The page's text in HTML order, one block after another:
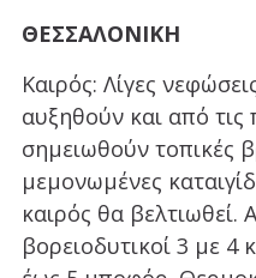
ΘΕΣΣΑΛΟΝΙΚΗ
Καιρός: Λίγες
αυξηθούν και από
σημειωθούν τοπικές
μεμονωμένες
καιρός θα βελτιωθεί.
βορειοδυτικοί 3 με 4